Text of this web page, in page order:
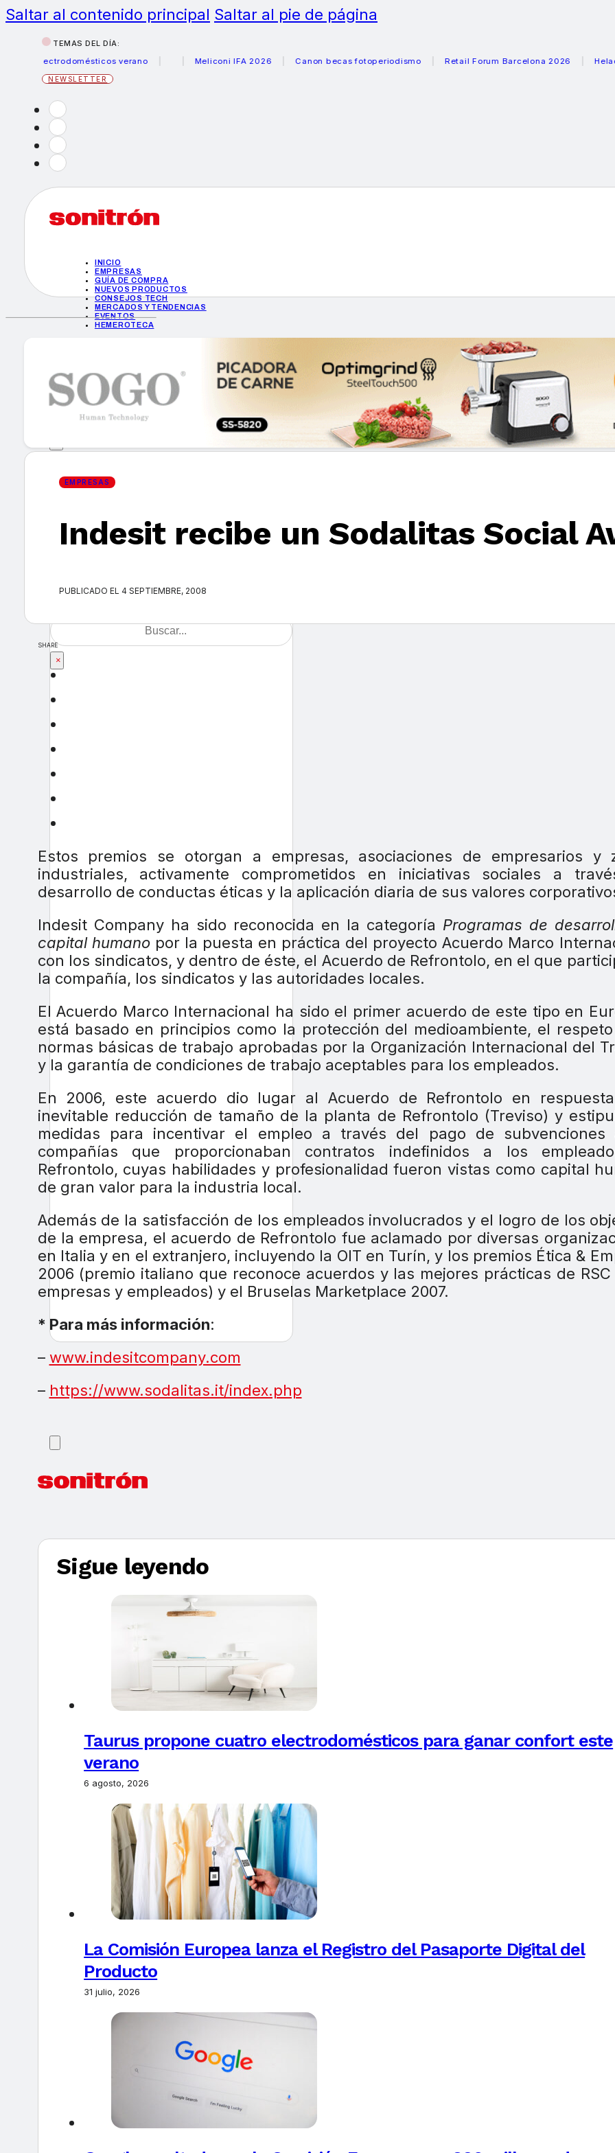
Saltar al contenido principal Saltar al pie de página
TEMAS DEL DÍA:
electrodomésticos verano
Meliconi IFA 2026 Canon becas fotoperiodismo Retail Forum Barcelona 2026 Heladeras
NEWSLETTER
INICIO
EMPRESAS
GUÍA DE COMPRA
NUEVOS PRODUCTOS
CONSEJOS TECH
MERCADOS Y TENDENCIAS
EVENTOS
HEMEROTECA
GUÍA DE COMPRA
NUEVOS PRODUCTOS
CONSEJOS TECH
MERCADOS Y TENDENCIAS
HEMEROTECA
×
EMPRESAS
Indesit recibe un Sodalitas Social
PUBLICADO EL 4 SEPTIEMBRE, 2008
SHARE
Estos premios se otorgan a empresas, asociaciones de empresarios y
industriales, activamente comprometidos en iniciativas sociales a
desarrollo de conductas éticas y la aplicación diaria de sus valores
Indesit Company ha sido reconocida en la categoría Programas de
capital humanopor la puesta en práctica del proyecto Acuerdo Marco
con los sindicatos, y dentro de éste, el Acuerdo de Refrontolo, en el que
la compañía, los sindicatos y las autoridades locales.
El Acuerdo Marco Internacional ha sido el primer acuerdo de este tipo en
está basado en principios como la protección del medioambiente, el
normas básicas de trabajo aprobadas por la Organización Internacional del
y la garantía de condiciones de trabajo aceptables para los empleados.
En 2006, este acuerdo dio lugar al Acuerdo de Refrontolo en
inevitable reducción de tamaño de la planta de Refrontolo (Treviso) y
medidas para incentivar el empleo a través del pago de subvenciones
compañías que proporcionaban contratos indefinidos a los
Refrontolo, cuyas habilidades y profesionalidad fueron vistas como capital
de gran valor para la industria local.
Además de la satisfacción de los empleados involucrados y el logro de los
de la empresa, el acuerdo de Refrontolo fue aclamado por diversas
en Italia y en el extranjero, incluyendo la OIT en Turín, y los premios Ética &
2006 (premio italiano que reconoce acuerdos y las mejores prácticas de
empresas y empleados) y el Bruselas Marketplace 2007.
* Para más información:
– www.indesitcompany.com
– https://www.sodalitas.it/index.php
Sigue leyendo
Taurus propone cuatro electrodomésticos para ganar confort este
verano
6 agosto, 2026
La Comisión Europea lanza el Registro del Pasaporte Digital del
Producto
31 julio, 2026